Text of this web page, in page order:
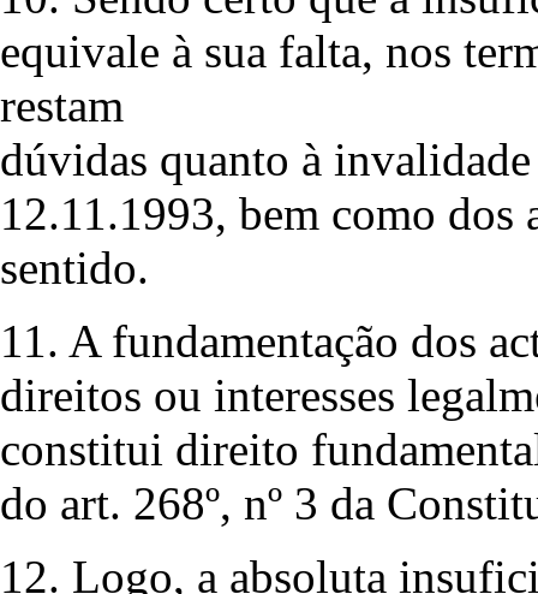
equivale à sua falta, nos
restam
dúvidas quanto à
12.11.1993, bem como dos
sentido.
11. A fundamentação dos
direitos ou interesses
constitui direito
do art. 268º, nº 3 da
12. Logo, a absoluta